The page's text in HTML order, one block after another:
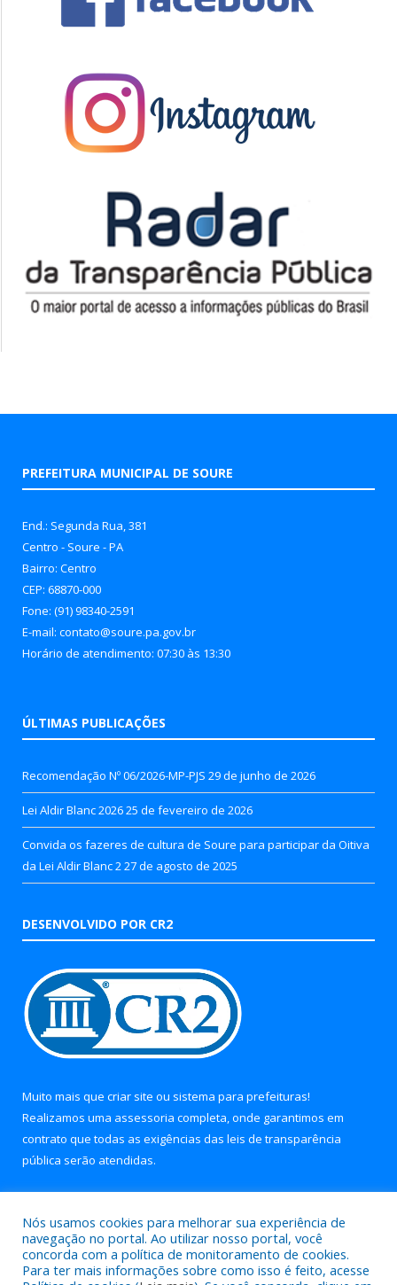
PREFEITURA MUNICIPAL DE SOURE
End.: Segunda Rua, 381
Centro - Soure - PA
Bairro: Centro
CEP: 68870-000
Fone: (91) 98340-2591
E-mail: contato@soure.pa.gov.br
Horário de atendimento: 07:30 às 13:30
ÚLTIMAS PUBLICAÇÕES
Recomendação Nº 06/2026-MP-PJS 29 de junho de 2026
Lei Aldir Blanc 202625 de fevereiro de 2026
Convida os fazeres de cultura de Soure para participar da Oitiva
da Lei Aldir Blanc 2 27 de agosto de 2025
DESENVOLVIDO POR CR2
Muito mais que criar site ou sistema para prefeituras!
Realizamos uma assessoria completa, onde garantimos em
contrato que todas as exigências das leis de transparência
pública serão atendidas.
Nós usamos cookies para melhorar sua experiência de
navegação no portal. Ao utilizar nosso portal, você
concorda com a política de monitoramento de cookies.
Para ter mais informações sobre como isso é feito, acesse